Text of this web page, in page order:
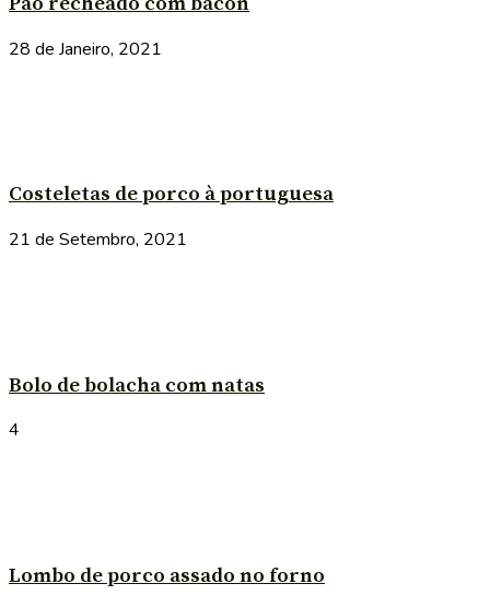
28 de Janeiro, 2021
Costeletas de porco à portuguesa
21 de Setembro, 2021
Bolo de bolacha com natas
4
Lombo de porco assado no forno